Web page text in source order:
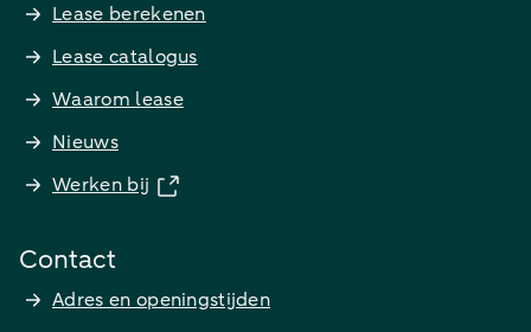
Lease berekenen
Lease catalogus
Waarom lease
Nieuws
Werken bij
Contact
Adres en openingstijden